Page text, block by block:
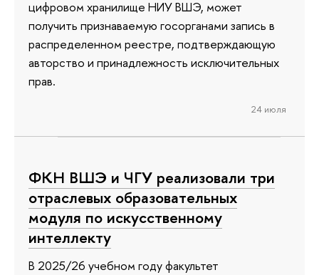
цифровом хранилище НИУ ВШЭ, может
получить признаваемую госорганами запись в
распределенном реестре, подтверждающую
авторство и принадлежность исключительных
прав.
24 июля
ФКН ВШЭ и ЧГУ реализовали три
отраслевых образовательных
модуля по искусственному
интеллекту
В 2025/26 учебном году факультет